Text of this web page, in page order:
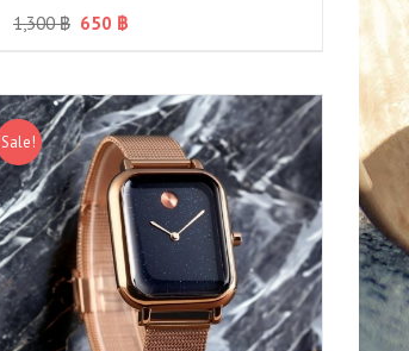
1,300฿ 650 ฿
Sale!